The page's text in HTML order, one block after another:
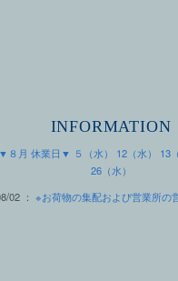
INFORMATION
▼８月 休業日▼ ５（水） 12（水） 13
26（水）
02 ： ※お荷物の集配および営業所の